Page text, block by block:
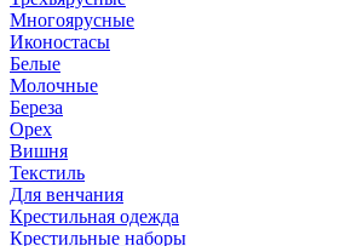
Многоярусные
Иконостасы
Белые
Молочные
Береза
Орех
Вишня
Текстиль
Для венчания
Крестильная одежда
Крестильные наборы